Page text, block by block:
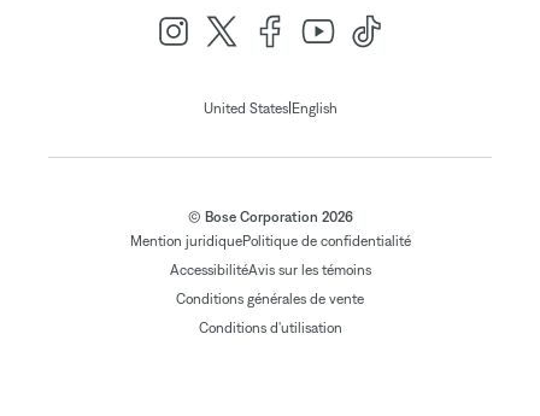
United States| English
© Bose Corporation 2026
Mention juridiquePolitique de confidentialité
AccessibilitéAvis sur les témoins
Conditions générales de vente
Conditions d'utilisation